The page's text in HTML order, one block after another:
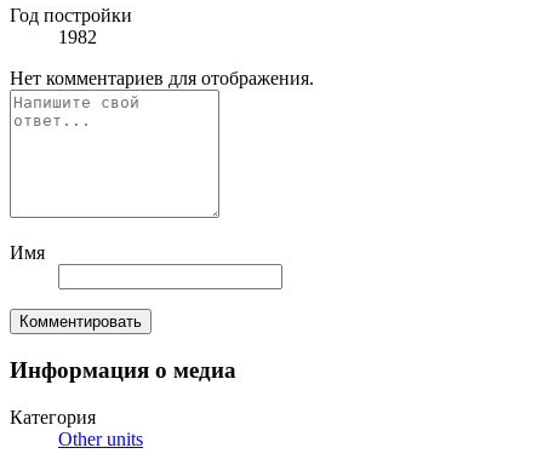
Год постройки
1982
Нет комментариев для отображения.
Имя
Комментировать
Информация о медиа
Категория
Other units